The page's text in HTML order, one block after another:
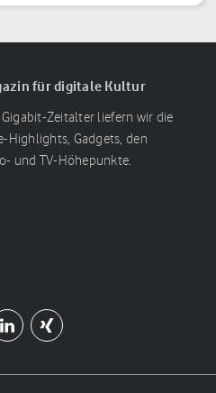
für digitale Kultur
Zeitalter liefern wir die
Highlights, Gadgets, den
und TV-Höhepunkte.